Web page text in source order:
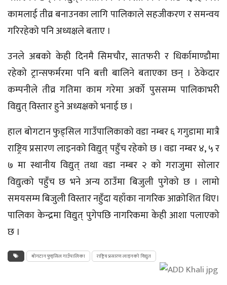
कामलाई तीव्र बनाउनका लागि पालिकाले सहजीकरण र समन्वय
गरिरहेको पनि अध्यक्षले बताए ।
उनले अबको केही दिनमै सिमचौर,सातफरी रधिर्कामाण्डौमा
रहेको ट्रान्सफर्मरमा पनि बत्ती बालिने बताएका छन् । ठेकेदार
कम्पनीले तीव्र गतिमा काम गरेमा अर्को पुससम्म पालिकाभरी
विद्युत् विस्तार हुने अध्यक्षको भनाई छ ।
हालबोगटानफुड्सिलगाउँपालिकाको वडा नम्बर ६गगुडामामात्रै
राष्ट्रिय प्रसारण लाइनको विद्युत् पहुँच रहेको छ । वडा नम्बर ४, ५ र
७ मा स्थानीय विद्युत् तथा वडा नम्बर २ को गराजुमासोलार
विद्युत्को पहुँच छ भने अन्य ठाउँमा बिजुली पुगेको छ । लामो
समयसम्म बिजुली विस्तार नहुँदा यहाँका नागरिक आक्रोशित थिए।
पालिका केन्द्रमा विद्युत् पुगेपछि नागरिकमा केही आशा पलाएको
छ ।
बोगटान फुड्सिल गाउँपालिका राष्ट्रिय प्रसारण लाइनको विद्युत